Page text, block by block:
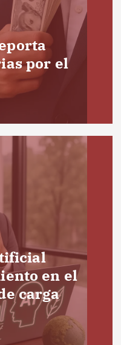
por el
en el
carga